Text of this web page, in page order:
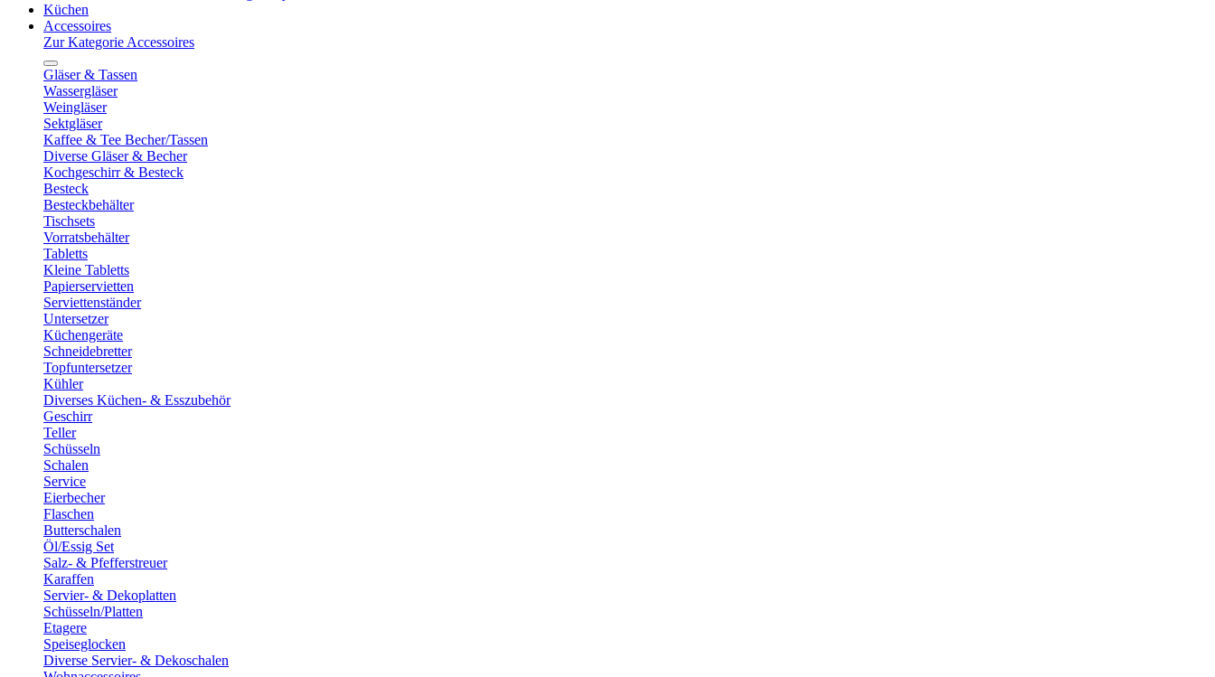
Küchen
Accessoires
Zur Kategorie Accessoires
Gläser & Tassen
Wassergläser
Weingläser
Sektgläser
Kaffee & Tee Becher/Tassen
Diverse Gläser & Becher
Kochgeschirr & Besteck
Besteck
Besteckbehälter
Tischsets
Vorratsbehälter
Tabletts
Kleine Tabletts
Papierservietten
Serviettenständer
Untersetzer
Küchengeräte
Schneidebretter
Topfuntersetzer
Kühler
Diverses Küchen- & Esszubehör
Geschirr
Teller
Schüsseln
Schalen
Service
Eierbecher
Flaschen
Butterschalen
Öl/Essig Set
Salz- & Pfefferstreuer
Karaffen
Servier- & Dekoplatten
Schüsseln/Platten
Etagere
Speiseglocken
Diverse Servier- & Dekoschalen